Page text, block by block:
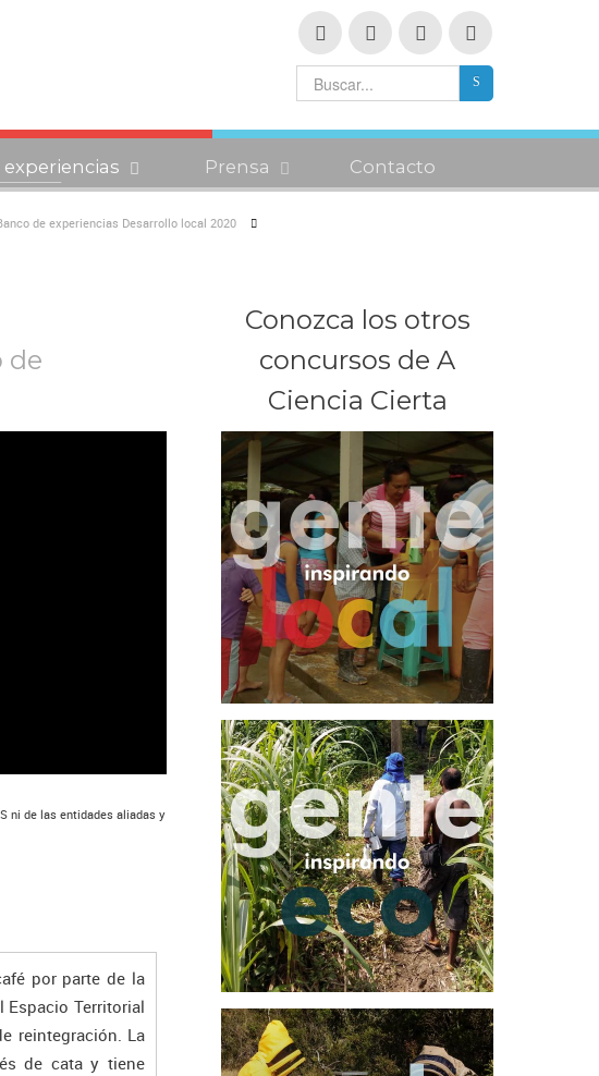
experiencias Prensa Contacto
de experiencias Desarrollo local 2020
de
ni de las entidades aliadas y
por parte de la
Territorial
reintegración. La
de cata y tiene
Conozca los otros
concursos de A
Ciencia Cierta